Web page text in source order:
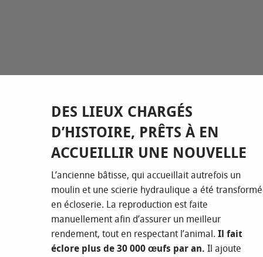
DES LIEUX CHARGÉS
D’HISTOIRE, PRÊTS À EN
ACCUEILLIR UNE NOUVELLE
L’ancienne bâtisse, qui accueillait autrefois un
moulin et une scierie hydraulique a été
en écloserie. La reproduction est faite
manuellement afin d’assurer un meilleur
rendement, tout en respectant l’animal. Il fait
éclore plus de 30 000 œufs par an. Il ajoute